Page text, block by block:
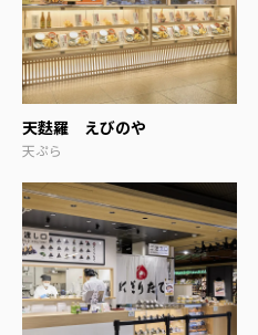
天麩羅 えびのや
天ぷら